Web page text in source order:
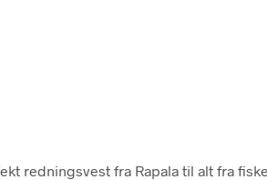
redningsvest fra Rapala til alt fra